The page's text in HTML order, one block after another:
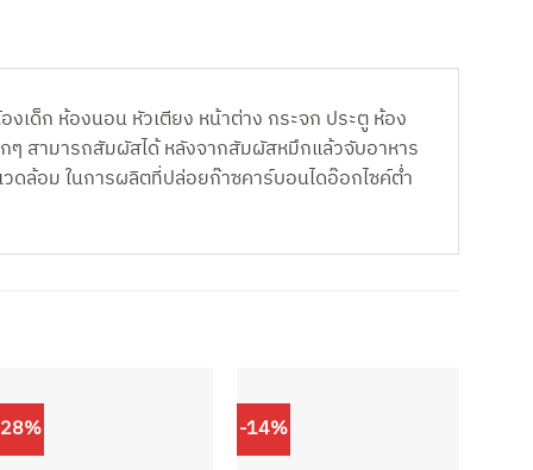
เด็ก ห้องนอน หัวเตียง หน้าต่าง กระจก ประตู ห้อง
ๆ สามารถสัมผัสได้ หลังจากสัมผัสหมึกแล้วจับอาหาร
ดล้อม ในการผลิตที่ปล่อยก๊าซคาร์บอนไดอ๊อกไซค์ต่ำ
-14%